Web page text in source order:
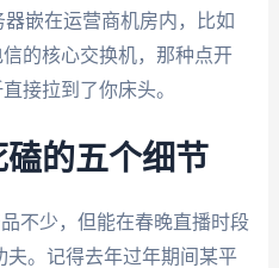
嵌在运营商机房内，比如
的核心交换机，那种点开
接拉到了你床头。
的五个细节
不少，但能在春晚直播时段
。记得去年过年期间某平